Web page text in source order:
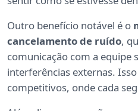
Outro benefício notável é o
cancelamento de ruído,
comunicação com a equipe
interferências externas.
competitivos, onde cada